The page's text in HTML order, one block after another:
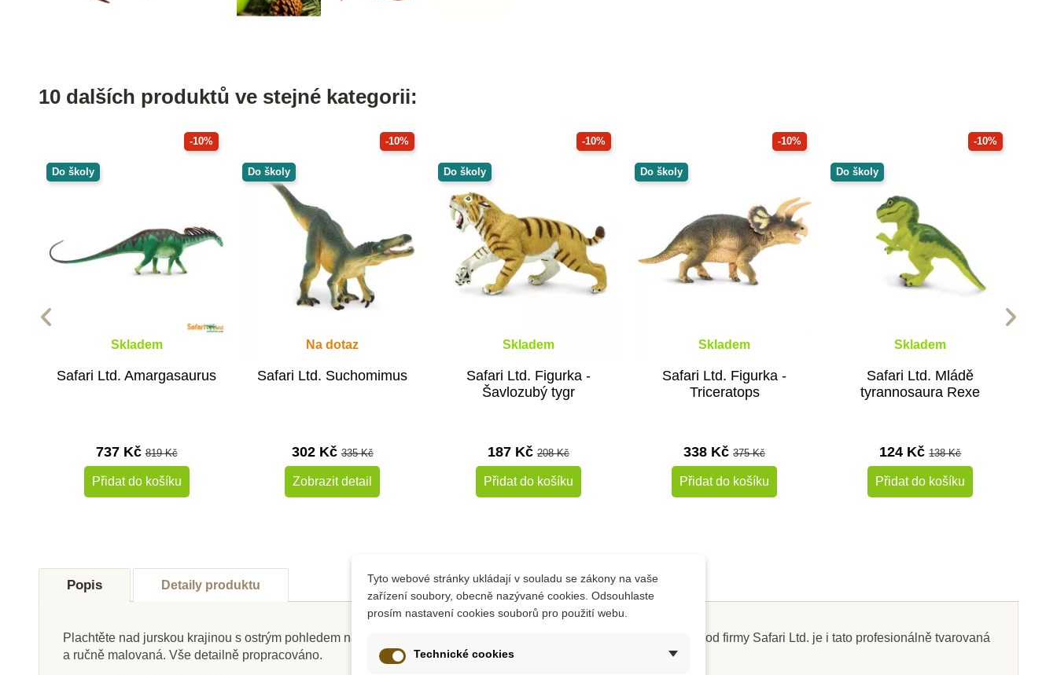
10 dalších produktů ve stejné kategorii:
-10%
Do školy
Skladem
Safari Ltd. Amargasaurus
737 Kč819 Kč
Přidat do košíku
-10%
Do školy
Na dotaz
Safari Ltd. Suchomimus
302 Kč335 Kč
Zobrazit detail
-10%
Do školy
Skladem
Safari Ltd. Figurka -
Šavlozubý tygr
187 Kč 208 Kč
Přidat do košíku
-10%
Do školy
Skladem
Safari Ltd. Figurka -
Triceratops
338 Kč375 Kč
Přidat do košíku
-10%
Do školy
Skladem
Safari Ltd. Mládě
tyrannosaura Rexe
124 Kč138 Kč
Přidat do košíku
Do školy Do školy
Popis Detaily produktu
Plachtěte nad jurskou krajinou s ostrým pohledem našeho ptakoještěra Ramphorhyncha. Stejně jako ostatní figurky od firmy Safari Ltd. je i tato profesionálně tvarovaná
a ručně malovaná. Vše detailně propracováno.
Tyto webové stránky ukládají v souladu se zákony na vaše
zařízení soubory, obecně nazývané cookies. Odsouhlaste
prosím nastavení cookies souborů pro použití webu.
Technické cookies